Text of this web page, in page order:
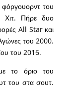
φόργουορντ του
Χιτ. Πήρε δυο
All Star και
του 2000.
του 2016.
το όριο του
του στα σουτ.